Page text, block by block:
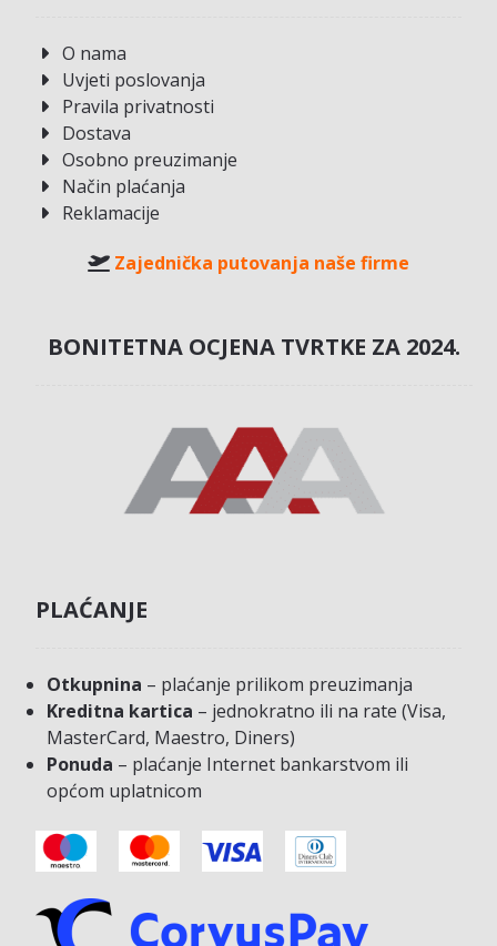
O nama
Uvjeti poslovanja
Pravila privatnosti
Dostava
Osobno preuzimanje
Način plaćanja
Reklamacije
Zajednička putovanja naše firme
BONITETNA OCJENA TVRTKE ZA 2024.
PLAĆANJE
Otkupnina – plaćanje prilikom preuzimanja
Kreditna kartica – jednokratno ili na rate (Visa,
MasterCard, Maestro, Diners)
Ponuda – plaćanje Internet bankarstvom ili
općom uplatnicom